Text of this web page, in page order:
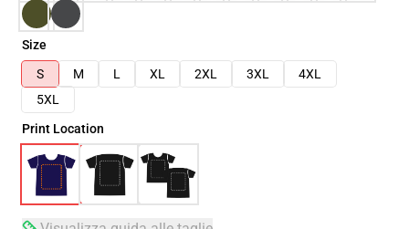
Size
S
M L XL 2XL 3XL
4XL
5XL
Print Location